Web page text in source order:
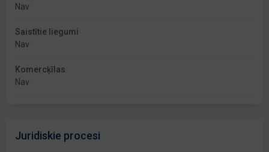
Nav
Saistītie liegumi
Nav
Komercķīlas
Nav
Juridiskie procesi